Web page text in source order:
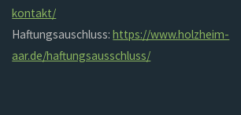
kontakt/
Haftungsauschluss:https://www.holzheim-
aar.de/haftungsausschluss/